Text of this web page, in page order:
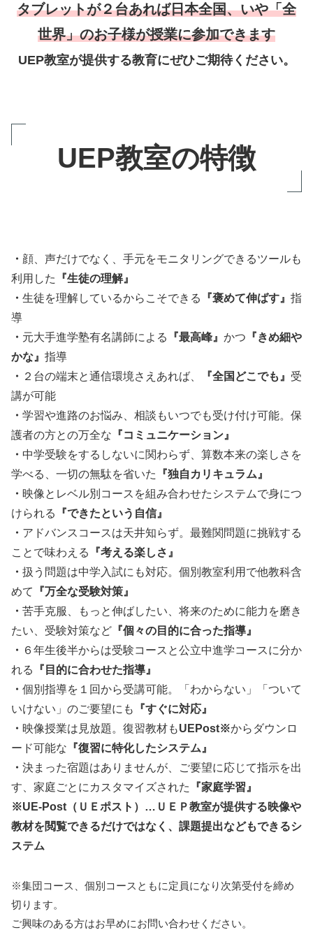
タブレットが２台あれば日本全国、いや「全
世界」のお子様が授業に参加できます
UEP教室が提供する教育にぜひご期待ください。
UEP教室の特徴
・ 顔、声だけでなく、手元をモニタリングできるツールも
利用した
『生徒の理解』
・ 生徒を理解しているからこそできる 『褒めて伸ばす』 指
導
・ 元大手進学塾有名講師による 『最高峰』 かつ 『きめ細や
かな』 指導
・ ２台の端末と通信環境さえあれば、 『全国どこでも』 受
講が可能
・ 学習や進路のお悩み、相談もいつでも受け付け可能。保
護者の方との万全な 『コミュニケーション』
・ 中学受験をするしないに関わらず、算数本来の楽しさを
学べる、一切の無駄を省いた
『独自カリキュラム』
・ 映像とレベル別コースを組み合わせたシステムで身につ
けられる
『できたという自信』
・ アドバンスコースは天井知らず。最難関問題に挑戦する
ことで味わえる
『考える楽しさ』
・ 扱う問題は中学入試にも対応。個別教室利用で他教科含
めて
『万全な受験対策』
・ 苦手克服、もっと伸ばしたい、将来のために能力を磨き
たい、受験対策など 『個々の目的に合った指導』
・ ６年生後半からは受験コースと公立中進学コースに分か
れる
『目的に合わせた指導』
・ 個別指導を１回から受講可能。「わからない」「ついて
いけない」のご要望にも
『すぐに対応』
・ 映像授業は見放題。復習教材もUEPost※からダウンロ
ード可能な 『復習に特化したシステム』
・ 決まった宿題はありませんが、ご要望に応じて指示を出
す、家庭ごとにカスタマイズされた
『家庭学習』
※UE-Post（ＵＥポスト）…ＵＥＰ教室が提供する映像や
教材を閲覧できるだけではなく、課題提出などもできるシ
ステム
※集団コース、個別コースともに定員になり次第受付を締め
切ります。
ご興味のある方はお早めにお問い合わせください。